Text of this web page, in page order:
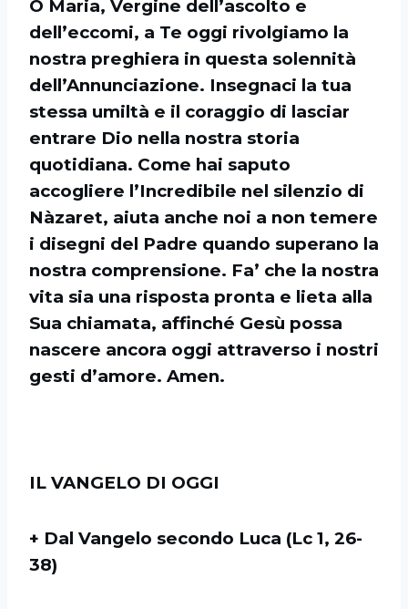
O Maria, Vergine dell’ascolto e
dell’eccomi, a Te oggi rivolgiamo la
nostra preghiera in questa solennità
dell’Annunciazione. Insegnaci la tua
stessa umiltà e il coraggio di lasciar
entrare Dio nella nostra storia
quotidiana. Come hai saputo
accogliere l’Incredibile nel silenzio di
Nàzaret, aiuta anche noi a non temere
i disegni del Padre quando superano la
nostra comprensione. Fa’ che la nostra
vita sia una risposta pronta e lieta alla
Sua chiamata, affinché Gesù possa
nascere ancora oggi attraverso i nostri
gesti d’amore. Amen.
IL VANGELO DI OGGI
+ Dal Vangelo secondo Luca (Lc 1, 26-
38)